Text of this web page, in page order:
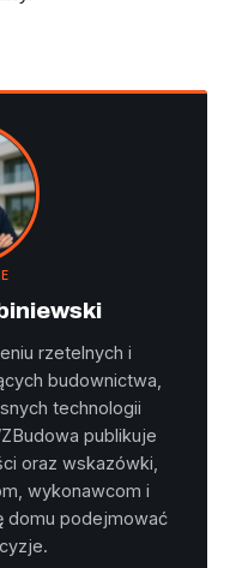
rzetelnych i
budownictwa,
technologii
publikuje
oraz wskazówki,
wykonawcom i
domu podejmować